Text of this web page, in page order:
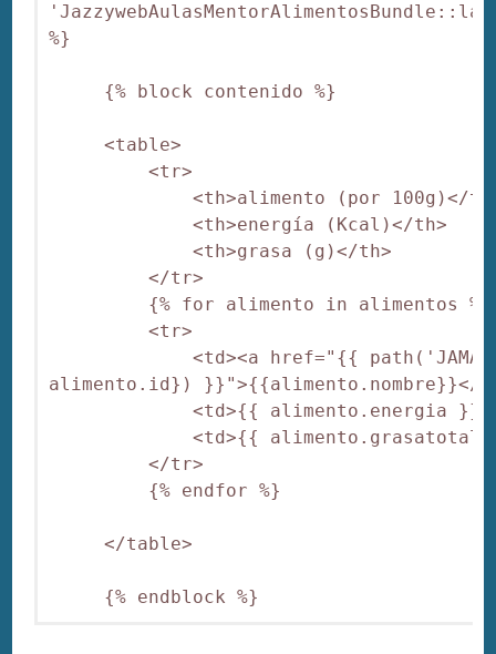
%}
{% block contenido %}
<table>
<tr>
<th>alimento (por 100g)</
<th>energía (Kcal)</th>
<th>grasa (g)</th>
</tr>
{% for alimento in alimentos %}
<tr>
<td><a href="{{
alimento.id}) }}">{{alimento.nombre}}</
<td>{{ alimento.energia }}</
<td>{{ alimento.grasatotal
</tr>
{% endfor %}
</table>
{% endblock %}